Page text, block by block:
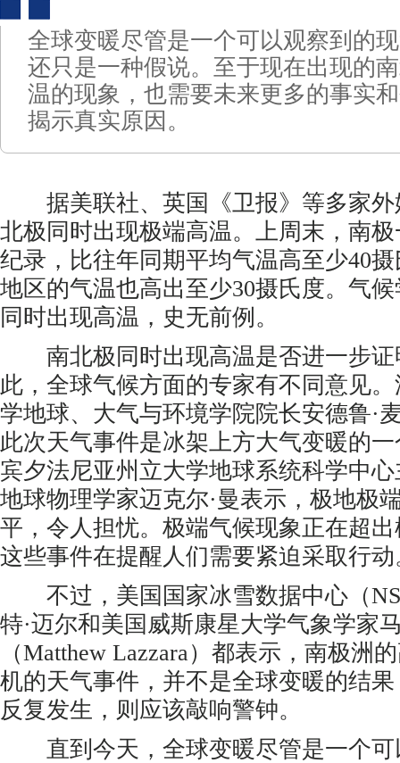
全球变暖尽管是一个可以观察到的
还只是一种假说。至于现在出现的
温的现象，也需要未来更多的事实
揭示真实原因。
据美联社、英国《卫报》等多家外
北极同时出现极端高温。上周末，南
纪录，比往年同期平均气温高至少40
地区的气温也高出至少30摄氏度。气
同时出现高温，史无前例。
南北极同时出现高温是否进一步证
此，全球气候方面的专家有不同意见
学地球、大气与环境学院院长安德鲁·
此次天气事件是冰架上方大气变暖的
宾夕法尼亚州立大学地球系统科学中
地球物理学家迈克尔·曼表示，极地极
平，令人担忧。极端气候现象正在超
这些事件在提醒人们需要紧迫采取行动
不过，美国国家冰雪数据中心（
特·迈尔和美国威斯康星大学气象学家
（Matthew Lazzara）都表示，南极洲
机的天气事件，并不是全球变暖的结
反复发生，则应该敲响警钟。
直到今天，全球变暖尽管是一个可